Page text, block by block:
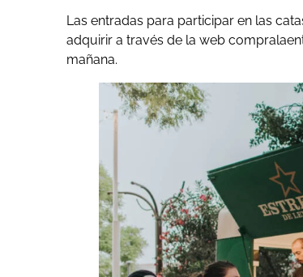
Las entradas para participar en las
adquirir a través de la web
mañana.